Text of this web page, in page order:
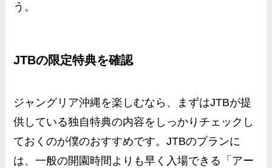
う。
JTBの限定特典を確認
ジャングリア沖縄を楽しむなら、まずはJTBが提
供している独自特典の内容をしっかりチェックし
ておくのが僕のおすすめです。JTBのプランに
は、一般の開園時間よりも早く入場できる「アー